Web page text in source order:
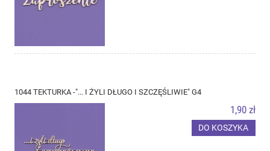
1044 TEKTURKA -"... I ŻYLI DŁUGO I SZCZĘŚLIWIE" G4
1,90 zł
DO KOSZYKA